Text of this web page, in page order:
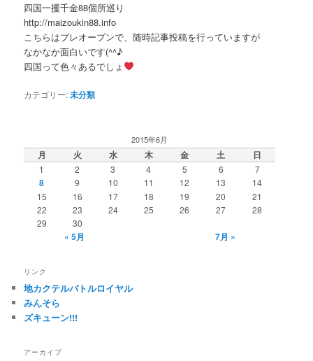
四国一攫千金88個所巡り
http://maizoukin88.info
こちらはプレオープンで、随時記事投稿を行っていますが
なかなか面白いです(^^♪
四国って色々あるでしょ
カテゴリー:未分類
2015年6月
月 火 水 木 金 土 日
1 2 3 4 5 6 7
8 9 10 11 12 13
14
15
16 17 18 19 20
21
22
23 24 25 26 27
28
29
30
« 5月 7月 »
リンク
地カクテルバトルロイヤル
みんそら
ズキューン!!!
アーカイブ